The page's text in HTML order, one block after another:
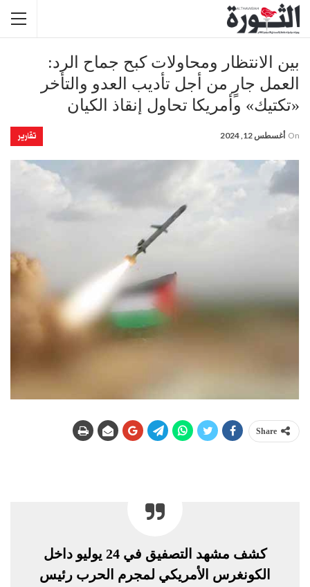
بين الانتظار ومحاولات كبح جماح الرد:
العمل جارٍ من أجل تأديب العدو والتأخر
«تكتيك» وأمريكا تحاول إنقاذ الكيان
تقارير On أغسطس 12, 2024
Share
كشف مشهد التصفيق في 24 يوليو داخل
الكونغرس الأمريكي لمجرم الحرب رئيس